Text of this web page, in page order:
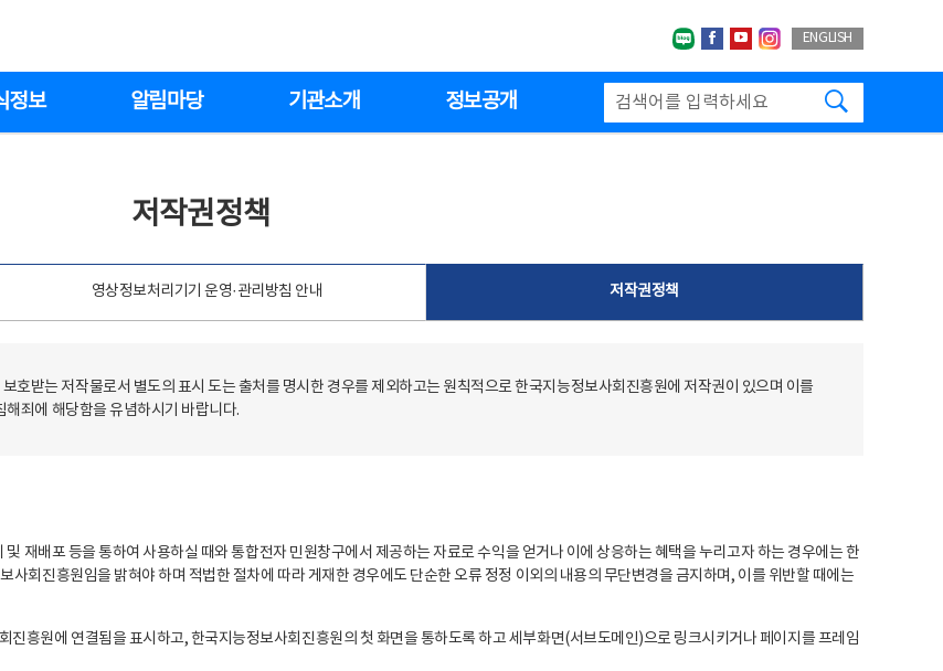
네이버블로그
페이스북
유투브인스타그랩
ENGLISH
정보 알림마당 기관소개 정보공개
저작권정책
영상정보처리기기 운영·관리방침 안내 저작권정책
호받는 저작물로서 별도의 표시 도는 출처를 명시한 경우를 제외하고는 원칙적으로 한국지능정보사회진흥원에 저작권이 있으며 이를
죄에 해당함을 유념하시기 바랍니다.
재배포 등을 통하여 사용하실 때와 통합전자 민원창구에서 제공하는 자료로 수익을 얻거나 이에 상응하는 혜택을 누리고자 하는 경우에는 한
회진흥원임을 밝혀야 하며 적법한 절차에 따라 게재한 경우에도 단순한 오류 정정 이외의 내용의 무단변경을 금지하며, 이를 위반할 때에는
흥원에 연결됨을 표시하고, 한국지능정보사회진흥원의 첫 화면을 통하도록 하고 세부화면(서브도메인)으로 링크시키거나 페이지를 프레임